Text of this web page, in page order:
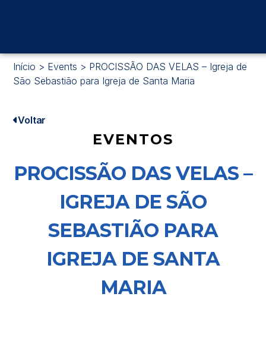
Início > Events > PROCISSÃO DAS VELAS – Igreja de
São Sebastião para Igreja de Santa Maria
Voltar
EVENTOS
PROCISSÃO DAS VELAS –
IGREJA DE SÃO
SEBASTIÃO PARA
IGREJA DE SANTA
MARIA